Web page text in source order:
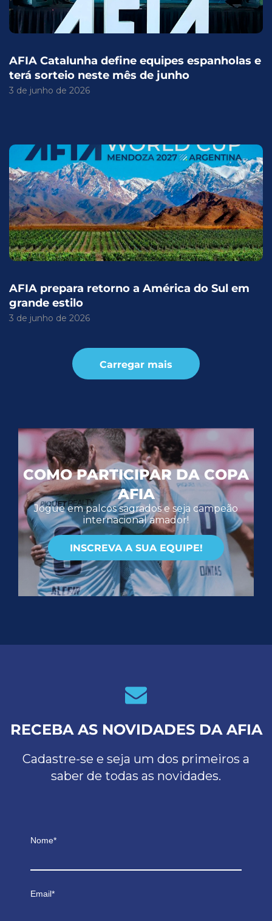
AFIA Catalunha define equipes espanholas e
terá sorteio neste mês de junho
3 de junho de 2026
AFIA prepara retorno a América do Sul em
grande estilo
3 de junho de 2026
Carregar mais
COMO PARTICIPAR DA COPA
AFIA
Jogue em palcos sagrados e seja campeão
internacional amador!
INSCREVA A SUA EQUIPE!
RECEBA AS NOVIDADES DA AFIA
Cadastre-se e seja um dos primeiros a
saber de todas as novidades.
Nome*
Email*